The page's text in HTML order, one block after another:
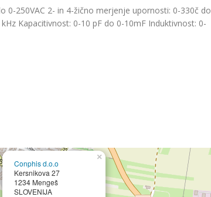
0-250VAC 2- in 4-žično merjenje upornosti: 0-330č do
Kapacitivnost: 0-10 pF do 0-10mF Induktivnost: 0-
Conphis d.o.o
Kersnikova 27
1234 Mengeš
SLOVENIJA
×